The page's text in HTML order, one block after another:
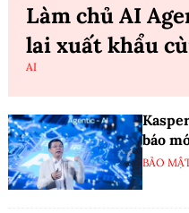
Làm chủ AI
lai xuất khẩu
AI
báo
BẢO